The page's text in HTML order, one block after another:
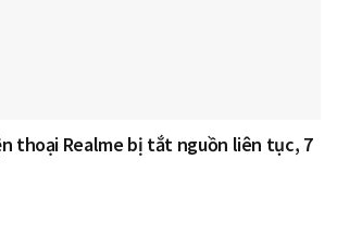
thoại Realme bị tắt nguồn liên tục, 7